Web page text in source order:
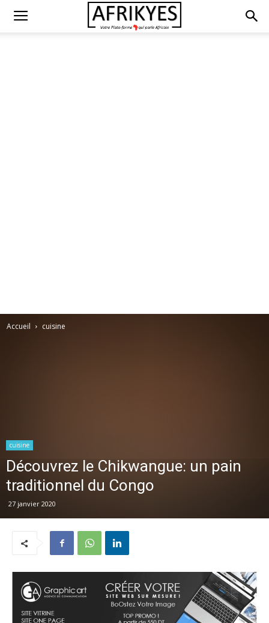
Accueil cuisine
cuisine
Découvrez le Chikwangue: un pain
traditionnel du Congo
27 janvier 2020